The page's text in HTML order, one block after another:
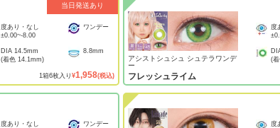
当日発送あり
度あり・なし
±0.00~-8.00
ワンデー
DIA 14.5mm
(着色 14.1mm)
8.8mm
1箱6枚入り ¥1,958(税込)
アシストシュシュ シュテラワンデ
ー
フレッシュライム
度
(
度あり・なし
ワンデー
度